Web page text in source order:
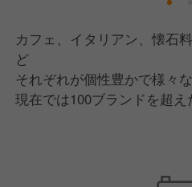
10、FC本部SV
11、事業部長
12、経営企画
カフェ、イタリアン、懐石
ど
それぞれが個性豊かで様々
現在では100ブランドを超え
食材、見栄え、価格帯…な